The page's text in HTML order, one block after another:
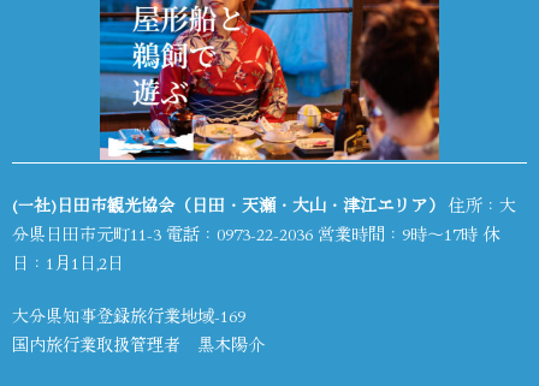
(一社)日田市観光協会（日田・天瀬・大山・津江エリア） 住所：大
分県日田市元町11-3 電話： 0973-22-2036 営業時間：9時～17時 休
日：1月1日,2日
大分県知事登録旅行業地域-169
国内旅行業取扱管理者 黒木陽介